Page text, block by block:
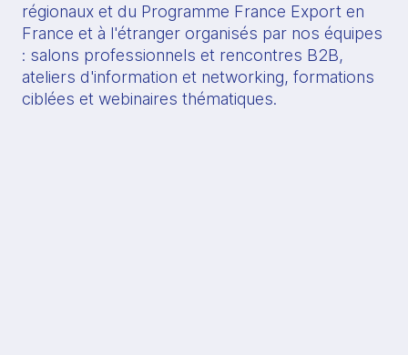
régionaux et du Programme France Export en
France et à l'étranger organisés par nos équipes
: salons professionnels et rencontres B2B,
ateliers d'information et networking, formations
ciblées et webinaires thématiques.